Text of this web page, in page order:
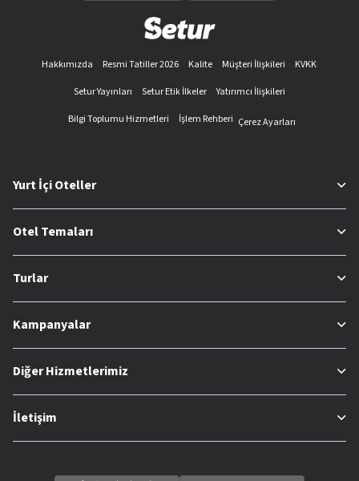
Hakkımızda Resmi Tatiller 2026 Kalite Müşteri İlişkileri
KVKK
Setur Yayınları
Setur Etik İlkeler
Yatırımcı İlişkileri
Bilgi Toplumu Hizmetleri
İşlem Rehberi Çerez Ayarları
Yurt İçi Oteller
Otel Temaları
Turlar
Kampanyalar
Diğer Hizmetlerimiz
İletişim